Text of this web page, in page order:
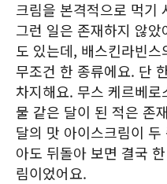
크림을 본격적으로 먹기
그런 일은 존재하지 않
도 있는데, 배스킨라빈
무조건 한 종류에요. 단
차지해요. 무스 케르베
물 같은 달이 된 적은 존
달의 맛 아이스크림이
아도 뒤돌아 보면 결국
림이었어요.